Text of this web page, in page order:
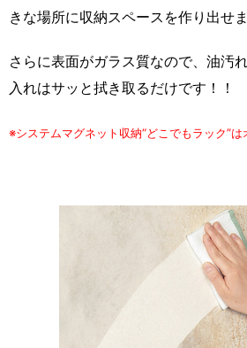
きな場所に収納スペースを作り出せ
さらに表面がガラス質なので、油汚
入れはサッと拭き取るだけです！！
※システムマグネット収納“どこでもラック”は